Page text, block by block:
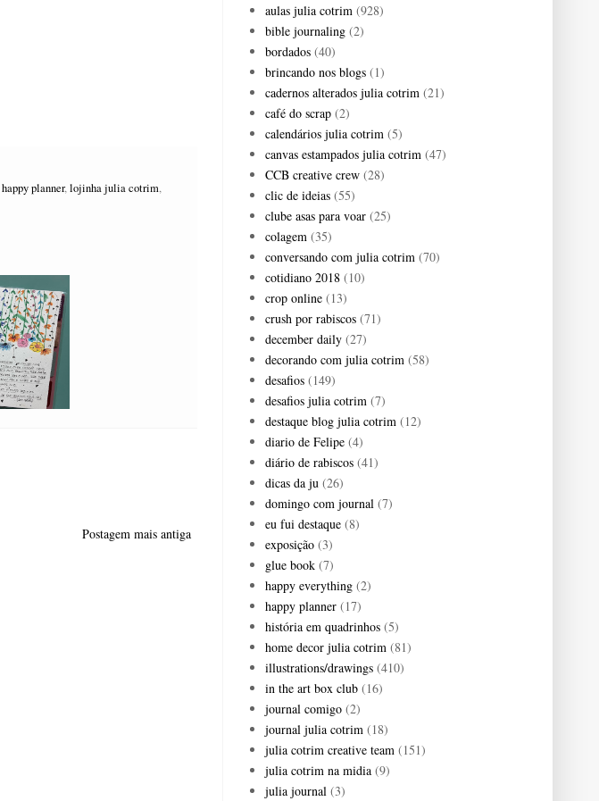
happy planner,lojinha julia cotrim,
Postagem mais antiga
aulas julia cotrim (928)
bible journaling (2)
bordados (40)
brincando nos blogs (1)
cadernos alterados julia cotrim (21)
café do scrap (2)
calendários julia cotrim (5)
canvas estampados julia cotrim (47)
CCB creative crew (28)
clic de ideias (55)
clube asas para voar (25)
colagem (35)
conversando com julia cotrim (70)
cotidiano 2018 (10)
crop online (13)
crush por rabiscos (71)
december daily (27)
decorando com julia cotrim (58)
desafios (149)
desafios julia cotrim (7)
destaque blog julia cotrim (12)
diario de Felipe (4)
diário de rabiscos (41)
dicas da ju (26)
domingo com journal (7)
eu fui destaque (8)
exposição (3)
glue book (7)
happy everything (2)
happy planner (17)
história em quadrinhos (5)
home decor julia cotrim (81)
illustrations/drawings (410)
in the art box club (16)
journal comigo (2)
journal julia cotrim (18)
julia cotrim creative team (151)
julia cotrim na midia (9)
julia journal (3)